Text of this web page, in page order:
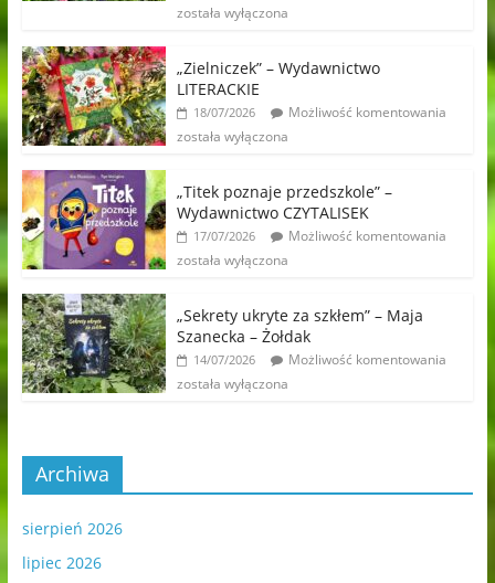
została wyłączona
„Zielniczek” – Wydawnictwo
LITERACKIE
18/07/2026
Możliwość komentowania
została wyłączona
„Titek poznaje przedszkole” –
Wydawnictwo CZYTALISEK
17/07/2026
Możliwość komentowania
została wyłączona
„Sekrety ukryte za szkłem” – Maja
Szanecka – Żołdak
14/07/2026
Możliwość komentowania
została wyłączona
Archiwa
sierpień 2026
lipiec 2026